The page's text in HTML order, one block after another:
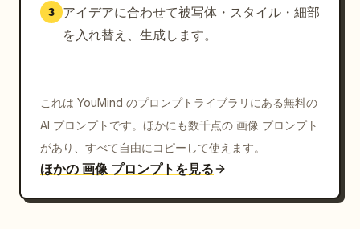
1）。右下には、コインコスト「5」と書かれた「Fin du
tour」という大きな装飾的な金枠のボタンを配置する。
ターフェースフレーム、読みやすい小さなテキスト、光る
魔法のエフェクト、暖かい火の光、シアンのハイライト、
そしてコンパクトなモバイル/PC 戦略ゲームのプレゼン
テーション。モックアップはポスターやコンセプトシート
すること。フォトリアリズム、余分なパネル、透かしは避
3
アイデアに合わせて被写体・スタイル・細部
を入れ替え、生成します。
これは YouMind のプロンプトライブラリにある無料の
AI プロンプトです。ほかにも数千点の 画像 プロンプト
があり、すべて自由にコピーして使えます。
ほかの 画像 プロンプトを見る